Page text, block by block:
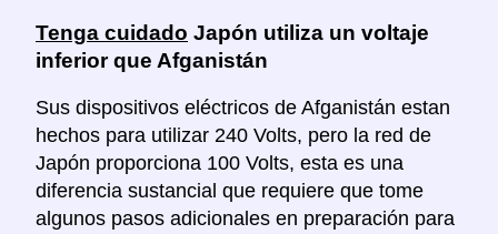
Tenga cuidado Japón utiliza un voltaje
inferior que Afganistán
Sus dispositivos eléctricos de Afganistán estan
hechos para utilizar 240 Volts, pero la red de
Japón proporciona 100 Volts, esta es una
diferencia sustancial que requiere que tome
algunos pasos adicionales en preparación para